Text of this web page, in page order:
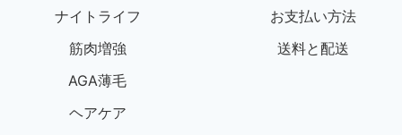
ナイトライフ
筋肉増強
AGA薄毛
ヘアケア
お支払い方法
送料と配送